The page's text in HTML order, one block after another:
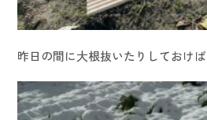
昨日の間に大根抜いたりしておけば